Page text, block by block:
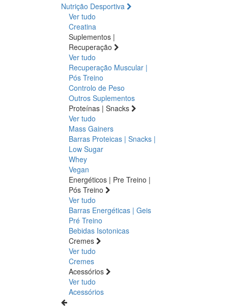
Nutrição Desportiva
Ver tudo
Creatina
Suplementos |
Recuperação
Ver tudo
Recuperação Muscular |
Pós Treino
Controlo de Peso
Outros Suplementos
Proteínas | Snacks
Ver tudo
Mass Gainers
Barras Proteicas | Snacks |
Low Sugar
Whey
Vegan
Energéticos | Pre Treino |
Pós Treino
Ver tudo
Barras Energéticas | Geis
Pré Treino
Bebidas Isotonicas
Cremes
Ver tudo
Cremes
Acessórios
Ver tudo
Acessórios